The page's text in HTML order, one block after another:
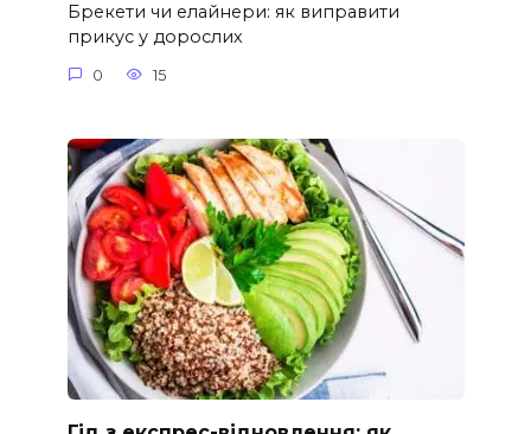
Брекети чи елайнери: як виправити
прикус у дорослих
0 15